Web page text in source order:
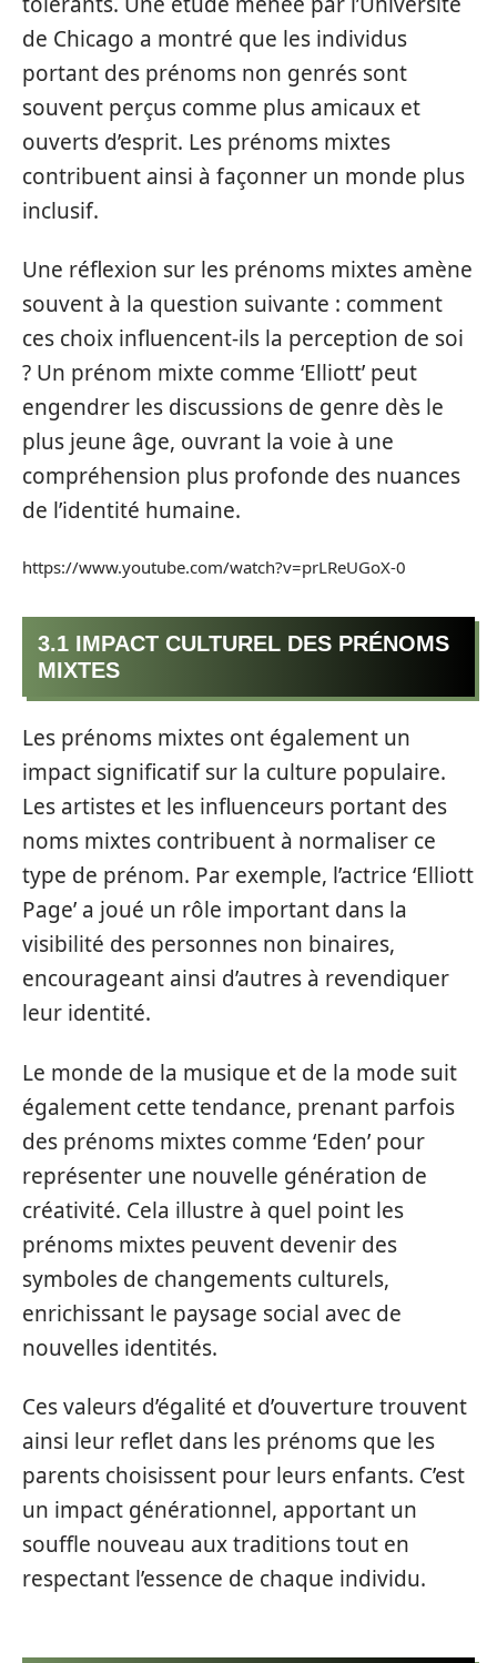
de Chicago a montré que les individus
portant des prénoms non genrés sont
souvent perçus comme plus amicaux et
ouverts d’esprit. Les prénoms mixtes
contribuent ainsi à façonner un monde plus
inclusif.
Une réflexion sur les prénoms mixtes amène
souvent à la question suivante : comment
ces choix influencent-ils la perception de soi
? Un prénom mixte comme ‘Elliott’ peut
engendrer les discussions de genre dès le
plus jeune âge, ouvrant la voie à une
compréhension plus profonde des nuances
de l’identité humaine.
https://www.youtube.com/watch?v=prLReUGoX-0
3.1 IMPACT CULTUREL DES PRÉNOMS
MIXTES
Les prénoms mixtes ont également un
impact significatif sur la culture populaire.
Les artistes et les influenceurs portant des
noms mixtes contribuent à normaliser ce
type de prénom. Par exemple, l’actrice ‘Elliott
Page’ a joué un rôle important dans la
visibilité des personnes non binaires,
encourageant ainsi d’autres à revendiquer
leur identité.
Le monde de la musique et de la mode suit
également cette tendance, prenant parfois
des prénoms mixtes comme ‘Eden’ pour
représenter une nouvelle génération de
créativité. Cela illustre à quel point les
prénoms mixtes peuvent devenir des
symboles de changements culturels,
enrichissant le paysage social avec de
nouvelles identités.
Ces valeurs d’égalité et d’ouverture trouvent
ainsi leur reflet dans les prénoms que les
parents choisissent pour leurs enfants. C’est
un impact générationnel, apportant un
souffle nouveau aux traditions tout en
respectant l’essence de chaque individu.